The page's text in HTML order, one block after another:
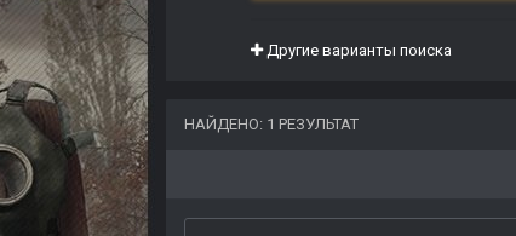
Другие варианты поиска
НАЙДЕНО: 1 РЕЗУЛЬТАТ